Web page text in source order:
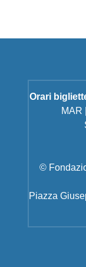
Orari
MAR
©
Piazza